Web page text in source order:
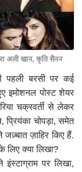
अली खान, कृति सैनन
पहली बरसी पर कई
इमोशनल पोस्ट शेयर
चक्रवर्ती से लेकर
चोपड़ा, समेत
ज़ाहिर किए हैं.
क्या लिखा?
पर लिखा,